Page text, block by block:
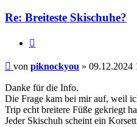
Re: Breiteste Skischuhe?
Beitrag
von piknockyou » 09.12.2024
Danke für die Info.
Die Frage kam bei mir auf, weil
Trip echt breitere Füße gekriegt
Jeder Skischuh scheint ein